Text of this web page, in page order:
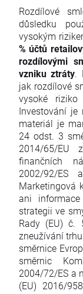
Rozdílové
důsledku
vysokým
% účtů
rozdílovými
vzniku ztráty.
jak rozdílové
vysoké riziko
Investování je
materiál je
24 odst. 3
2014/65/
finančních
2002/92/ES
Marketingová
ani
strategii ve
Rady (EU) č.
zneužívání
směrnice
směrnic
2004/72/ES a
(EU) 2016/